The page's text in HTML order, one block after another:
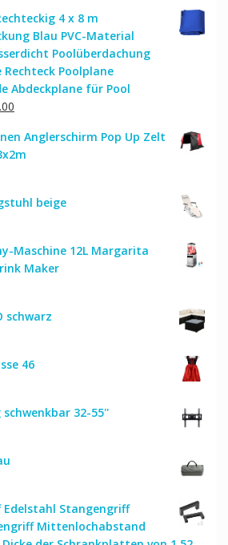
ist:
CHF 206.00.
4 x 8 m
Blau PVC-Material
Poolüberdachung
Poolplane
Abdeckplane für Pool
Aktueller
ist:
CHF 443.00.
Anglerschirm Pop Up Zelt
beige
Maschine 12L Margarita
Maker
schwarz
46
32-55''
Edelstahl Stangengriff
Mittenlochabstand